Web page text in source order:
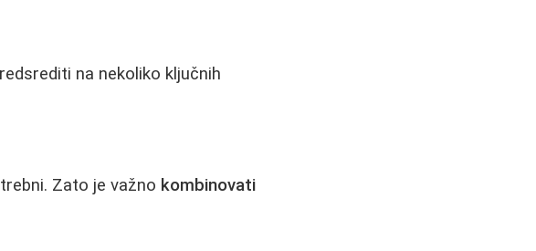
na nekoliko ključnih
Zato je važno kombinovati